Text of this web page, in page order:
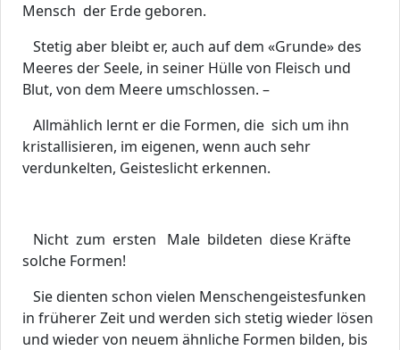
Mensch der Erde geboren.
Stetig aber bleibt er, auch auf dem «Grunde» des
Meeres der Seele, in seiner Hülle von Fleisch und
Blut, von dem Meere umschlossen. –
Allmählich lernt er die Formen, die sich um ihn
kristallisieren, im eigenen, wenn auch sehr
verdunkelten, Geisteslicht erkennen.
Nicht zum ersten Male bildeten diese Kräfte
solche Formen!
Sie dienten schon vielen Menschengeistesfunken
in früherer Zeit und werden sich stetig wieder lösen
und wieder von neuem ähnliche Formen bilden, bis